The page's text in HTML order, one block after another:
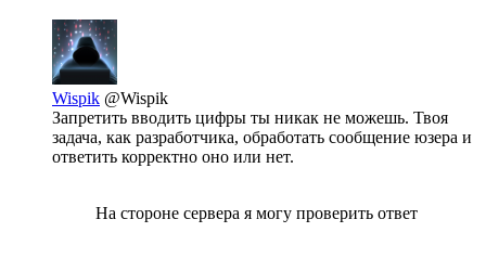
Wispik @Wispik
Запретить вводить цифры ты никак не можешь. Твоя
задача, как разработчика, обработать сообщение юзера и
ответить корректно оно или нет.
На стороне сервера я могу проверить ответ